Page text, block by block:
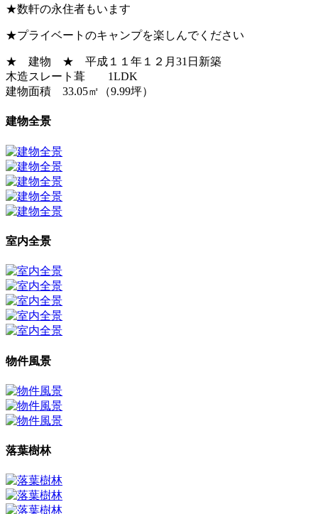
★数軒の永住者もいます
★プライベートのキャンプを楽しんでください
★ 建物 ★ 平成１１年１２月31日新築
木造スレート葺 1LDK
建物面積 33.05㎡（9.99坪）
建物全景
室内全景
物件風景
落葉樹林